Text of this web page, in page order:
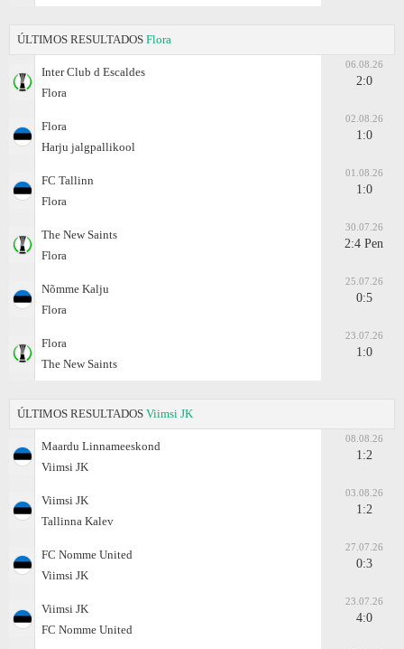
ÚLTIMOS RESULTADOS Flora
Inter Club d Escaldes
Flora
06.08.26
2:0
Flora
Harju jalgpallikool
02.08.26
1:0
FC Tallinn
Flora
01.08.26
1:0
The New Saints
Flora
30.07.26
2:4 Pen
Nõmme Kalju
Flora
25.07.26
0:5
Flora
The New Saints
23.07.26
1:0
ÚLTIMOS RESULTADOS Viimsi JK
Maardu Linnameeskond
Viimsi JK
08.08.26
1:2
Viimsi JK
Tallinna Kalev
03.08.26
1:2
FC Nomme United
Viimsi JK
27.07.26
0:3
Viimsi JK
FC Nomme United
23.07.26
4:0